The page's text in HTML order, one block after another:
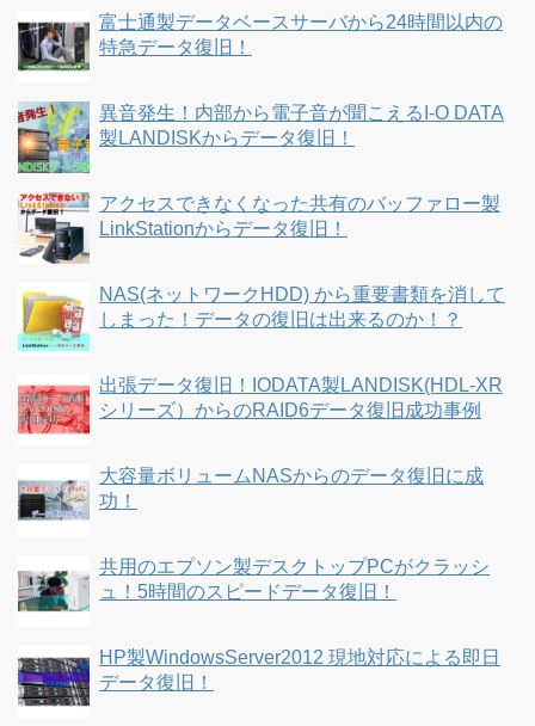
富士通製データベースサーバから24時間以内の
特急データ復旧！
異音発生！内部から電子音が聞こえるI-O DATA
製LANDISKからデータ復旧！
アクセスできなくなった共有のバッファロー製
LinkStationからデータ復旧！
NAS(ネットワークHDD) から重要書類を消して
しまった！データの復旧は出来るのか！？
出張データ復旧！IODATA製LANDISK(HDL-XR
シリーズ）からのRAID6データ復旧成功事例
大容量ボリュームNASからのデータ復旧に成
功！
共用のエプソン製デスクトップPCがクラッシ
ュ！5時間のスピードデータ復旧！
HP製WindowsServer2012 現地対応による即日
データ復旧！